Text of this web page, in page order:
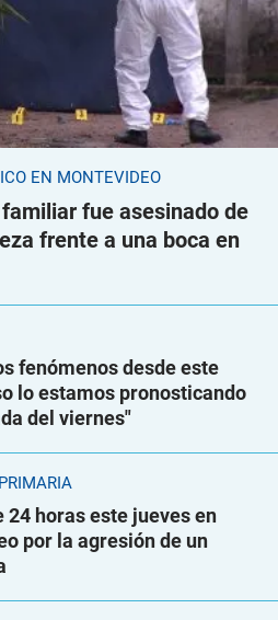
EN MONTEVIDEO
fue asesinado de
frente a una boca en
fenómenos desde este
lo estamos pronosticando
del viernes"
horas este jueves en
por la agresión de un